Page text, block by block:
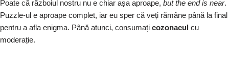
Poate că războiul nostru nu e chiar așa aproape, but the end is near.
Puzzle-ul e aproape complet, iar eu sper că veți rămâne până la final
pentru a afla enigma. Până atunci, consumați cozonacul cu
moderație.